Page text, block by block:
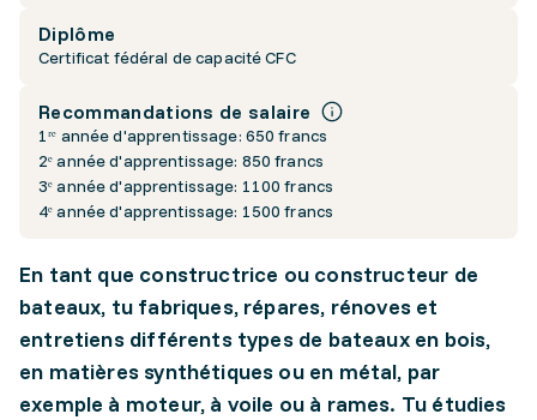
Diplôme
Certificat fédéral de capacité CFC
Recommandations de salaire
1ʳᵉ année d'apprentissage: 650 francs
2ᵉ année d'apprentissage: 850 francs
3ᵉ année d'apprentissage: 1100 francs
4ᵉ année d'apprentissage: 1500 francs
En tant que constructrice ou constructeur de
bateaux, tu fabriques, répares, rénoves et
entretiens différents types de bateaux en bois,
en matières synthétiques ou en métal, par
exemple à moteur, à voile ou à rames. Tu étudies